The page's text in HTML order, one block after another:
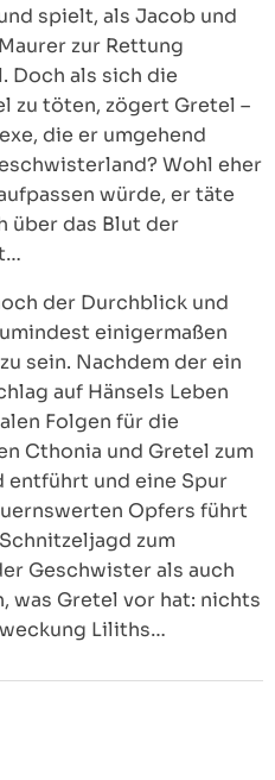
spielt, als Jacob und
zur Rettung
Doch als sich die
zu töten, zögert Gretel –
die er umgehend
Wohl eher
würde, er täte
über das Blut der
der Durchblick und
einigermaßen
sein. Nachdem der ein
auf Hänsels Leben
Folgen für die
Cthonia und Gretel zum
und eine Spur
Opfers führt
zum
Geschwister als auch
was Gretel vor hat: nichts
Liliths…